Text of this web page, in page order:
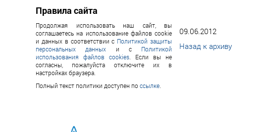
Правила сайта
Продолжая использовать наш сайт, вы
соглашаетесь на использование файлов cookie
и данных в соответствии с Политикой защиты
персональных данных и с Политикой
использования файлов cookies . Если вы не
согласны, пожалуйста отключите их в
настройках браузера.
Полный текст политики доступен поссылке
09.06.2012
Назад к архиву